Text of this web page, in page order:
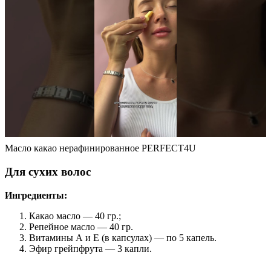
Масло какао нерафинированное PERFECT4U
Для сухих волос
Ингредиенты:
Какао масло — 40 гр.;
Репейное масло — 40 гр.
Витамины А и Е (в капсулах) — по 5 капель.
Эфир грейпфрута — 3 капли.